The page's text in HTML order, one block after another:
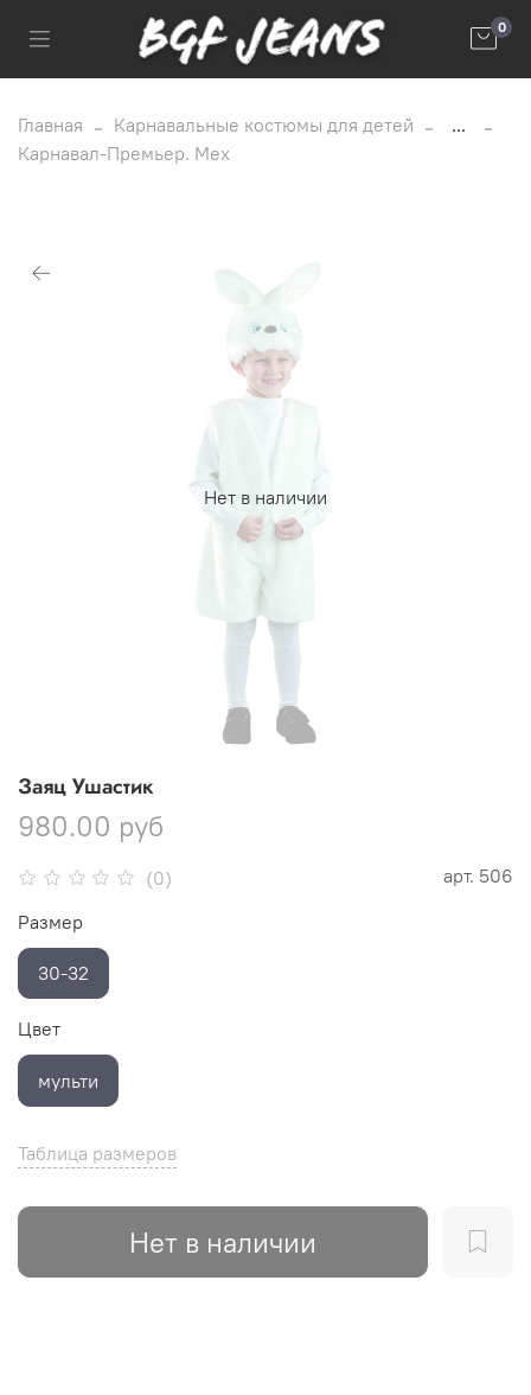
0
Главная Карнавальные костюмы для детей
...
Карнавал-Премьер. Мех
Нет в наличии
(0) арт. 506
Заяц Ушастик
980.00 руб
Таблица размеров
Нет в наличии
Размер
30-32
Цвет
мульти